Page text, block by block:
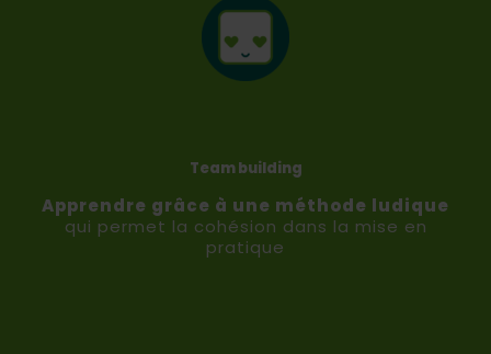
Team building
Apprendre grâce à une méthode ludique
qui permet la cohésion dans la mise en
pratique